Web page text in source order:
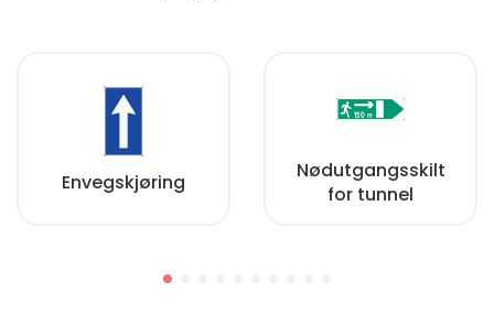
Envegskjøring
Nødutgangsskilt
for tunnel